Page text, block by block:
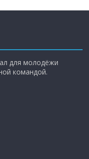
для молодёжи
командой.